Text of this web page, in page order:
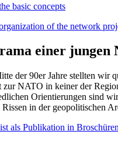
basic concepts
of the network
einer jungen
der 90er Jahre stellten wir
NATO in keiner der
Orientierungen sind
in der geopolitischen
als Publikation in